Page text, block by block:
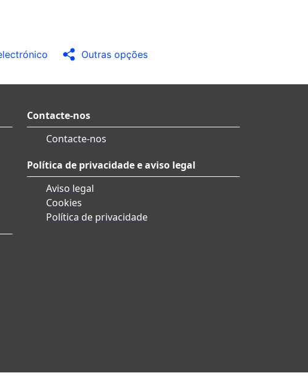
Outras opções
Contacte-nos
Contacte-nos
Política de privacidade e aviso legal
Aviso legal
Cookies
Política de privacidade